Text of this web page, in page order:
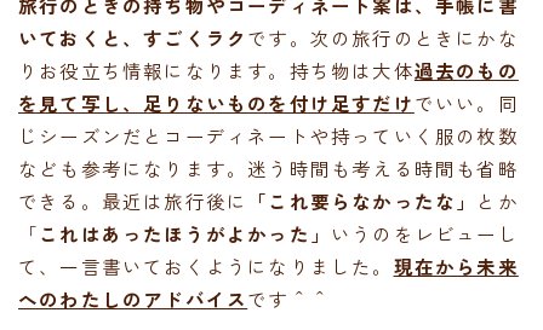
いておくと、すごくラク です。次の旅行のときにかな
りお役立ち情報になります。持ち物は大体過去のもの
を見て写し、足りないものを付け足すだけでいい。同
じシーズンだとコーディネートや持っていく服の枚数
なども参考になります。迷う時間も考える時間も省略
できる。最近は旅行後に
「これ要らなかったな」
とか
「これはあったほうがよかった」 いうのをレビューし
て、一言書いておくようになりました。 現在から未来
へのわたしのアドバイスです＾＾